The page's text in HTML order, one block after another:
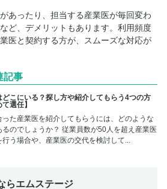
あったり、担当する産業医が毎回変わ
ど、デメリットもあります。利用頻度
医と契約する方が、スムーズな対応が
記事
どこにいる？探し方や紹介してもらう4つの方
選任】
った産業医を紹介してもらうには、どのような
るのでしょうか？ 従業員数が50人を超え産業医
行う場合や、産業医の交代を検討して...
らエムステージ